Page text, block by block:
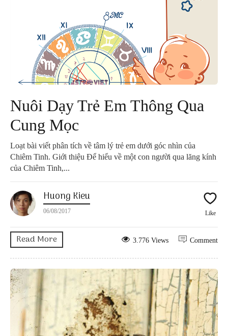
Nuôi Dạy Trẻ Em Thông Qua
Cung Mọc
Loạt bài viết phân tích về tâm lý trẻ em dưới góc nhìn của
Chiêm Tinh. Giới thiệu Để hiểu về một con người qua lăng kính
của Chiêm Tinh,...
Huong Kieu
06/08/2017 Like
Read More Comment
3.776 Views